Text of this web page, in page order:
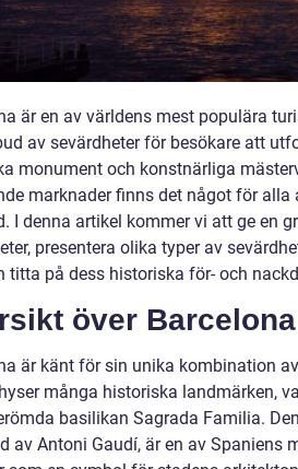
är en av världens mest populära
av sevärdheter för besökare att
monument och konstnärliga
marknader finns det något för
I denna artikel kommer vi att ge en
presentera olika typer av
titta på dess historiska för- och
över
är känt för sin unika kombination
många historiska landmärken,
basilikan Sagrada Familia.
av Antoni Gaudí, är en av Spaniens